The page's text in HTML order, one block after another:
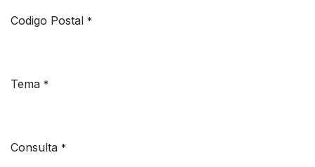
Codigo Postal *
Tema *
Consulta *